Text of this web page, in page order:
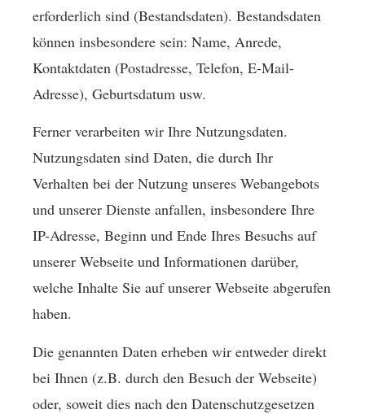
erforderlich sind (Bestandsdaten). Bestandsdaten
können insbesondere sein: Name, Anrede,
Kontaktdaten (Postadresse, Telefon, E-Mail-
Adresse), Geburts­datum usw.
Ferner verarbeiten wir Ihre Nutzungsdaten.
Nutzungsdaten sind Daten, die durch Ihr
Verhalten bei der Nutzung unseres Webangebots
und unserer Dienste anfallen, insbesondere Ihre
IP-Adresse, Beginn und Ende Ihres Besuchs auf
unserer Webseite und Informationen darüber,
welche Inhalte Sie auf unserer Webseite abgerufen
haben.
Die genannten Daten erheben wir entweder direkt
bei Ihnen (z.B. durch den Besuch der Webseite)
oder, soweit dies nach den Datenschutzgesetzen